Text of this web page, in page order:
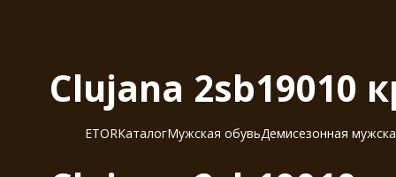
Clujana 2sb19010
ETORКаталогМужская обувьДемисезонная